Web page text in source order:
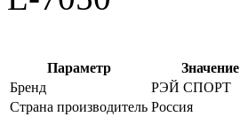
Параметр
Значение
Бренд
РЭЙ СПОРТ
Страна производитель Россия